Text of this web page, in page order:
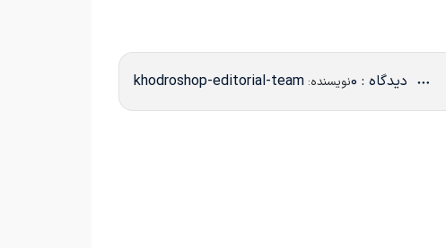
دیدگاه : 0 نویسنده: khodroshop-editorial-team